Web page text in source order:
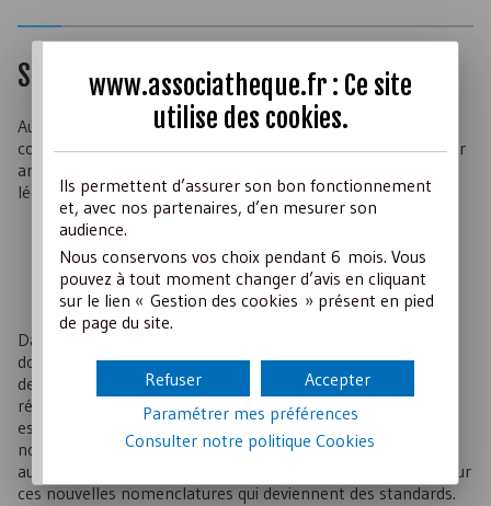
Simplifier et structurer
Au-delà des contraintes, l’application du nouveau plan
comptable doit permettre aux associations de simplifier leur
architecture comptable. Pour mémoire, les motivations du
législateur étaient de :
faciliter la digitalisation des comptes annuels ;
mettre à jour les modèles des comptes annuels et la
nomenclature des comptes ;
simplifier les modèles des comptes annuels.
Dans cet esprit, les associations peuvent (pour ne pas dire
doivent) adapter leur propre plan comptable pour éliminer
des comptes obsolètes, des comptes généraux qui
répondaient à une volonté de suivi analytique. Cette étape
est primordiale pour permettre aux structures de s’adapter
non seulement aux législations en vigueur mais également
aux logiciels et aux outils d’aide à la gestion qui s’appuient sur
ces nouvelles nomenclatures qui deviennent des standards.
www.associatheque.fr : Ce site
utilise des cookies.
Ils permettent d’assurer son bon fonctionnement
et, avec nos partenaires, d’en mesurer son
audience.
Nous conservons vos choix pendant 6 mois. Vous
pouvez à tout moment changer d’avis en cliquant
sur le lien « Gestion des cookies » présent en pied
de page du site.
Accepter
Refuser
Paramétrer mes préférences
Consulter notre politiqueCookies